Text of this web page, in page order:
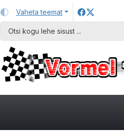
Vaheta teemat